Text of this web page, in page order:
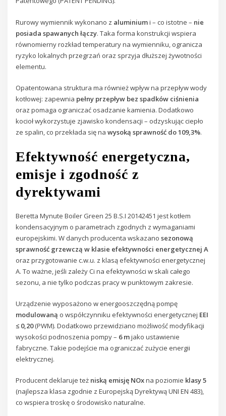
Rurowy wymiennik wykonano z aluminiumi – co istotne – nie
posiada spawanych łączy. Taka forma konstrukcji wspiera
równomierny rozkład temperatury na wymienniku, ogranicza
ryzyko lokalnych przegrzań oraz sprzyja dłuższej żywotności
elementu.
Opatentowana struktura ma również wpływ na przepływ wody
kotłowej: zapewnia pełny przepływ bez spadków ciśnienia
oraz pomaga ograniczać osadzanie kamienia. Dodatkowo
kocioł wykorzystuje zjawisko kondensacji – odzyskując ciepło
ze spalin, co przekłada się nawysoką sprawność do 109,3%.
Efektywność energetyczna,
emisje i zgodność z
dyrektywami
Beretta Mynute Boiler Green 25 B.S.I 20142451 jest kotłem
kondensacyjnym o parametrach zgodnych z wymaganiami
europejskimi. W danych producenta wskazanosezonową
sprawność grzewczą w klasie efektywności energetycznej A
oraz przygotowanie c.w.u. z klasą efektywności energetycznej
A. To ważne, jeśli zależy Ci na efektywności w skali całego
sezonu, a nie tylko podczas pracy w punktowym zakresie.
Urządzenie wyposażono w energooszczędną pompę
modulowaną o współczynniku efektywności energetycznej EEI
≤ 0,20(PWM). Dodatkowo przewidziano możliwość modyfikacji
wysokości podnoszenia pompy – 6 mjako ustawienie
fabryczne. Takie podejście ma ograniczać zużycie energii
elektrycznej.
Producent deklaruje też niską emisję NOxna poziomie klasy 5
(najlepsza klasa zgodnie z Europejską Dyrektywą UNI EN 483),
co wspiera troskę o środowisko naturalne.